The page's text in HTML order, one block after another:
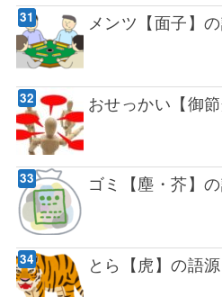
メンツ【面子】
おせっかい【御
ゴミ【塵・芥】
とら【虎】の語